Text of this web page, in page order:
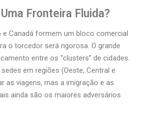
Fronteira Fluida?
e Canadá formem um bloco comercial
o torcedor será rigorosa. O grande
entre os “clusters” de cidades.
em regiões (Oeste, Central e
as viagens, mas a imigração e as
ainda são os maiores adversários